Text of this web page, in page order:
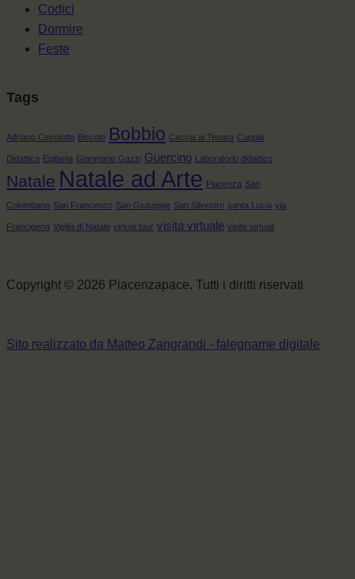
Codici
Dormire
Feste
Tags
Adriano Cevolotto Biscotti Bobbio Caccia al Tesoro Cupola
Didattica Epifania Gianmario Gazzi Guercino Laboratorio didattico
Natale Natale ad Arte Piacenza San
Colombano San Francesco San Giuseppe San Silvestro santa Lucia via
Francigena Vigilia di Natale virtual tour visita virtuale visite virtuali
Copyright © 2026 Piacenzapace. Tutti i diritti riservati
Sito realizzato da Matteo Zangrandi - falegname digitale